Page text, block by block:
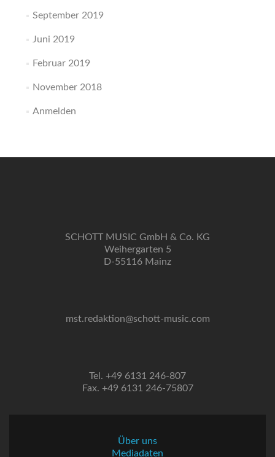
September 2019
Juni 2019
Februar 2019
November 2018
Anmelden
SCHOTT MUSIC GmbH & Co. KG
Weihergarten 5
D-55116 Mainz
mst.redaktion@schott-music.com
Tel. +49 6131 246-807
Fax. +49 6131 246-75807
Über uns
Mediadaten